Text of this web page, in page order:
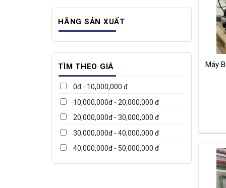
HÃNG SẢN XUẤT
TÌM THEO GIÁ
0đ - 10,000,000 đ
10,000,000đ - 20,000,000 đ
20,000,000đ - 30,000,000 đ
30,000,000đ - 40,000,000 đ
40,000,000đ - 50,000,000 đ
Máy